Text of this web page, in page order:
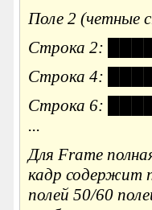
Поле 2 (четные
Строка 2:
Строка 4:
Строка 6:
...
Для Frame
кадр содержит
полей 50/60